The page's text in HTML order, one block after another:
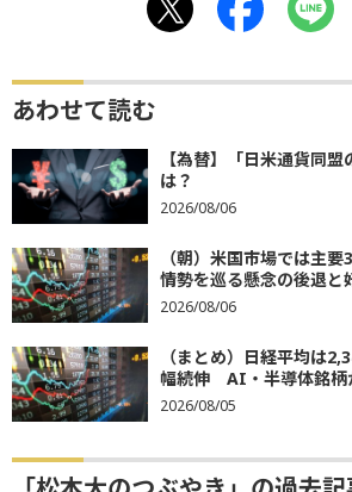
あわせて読む
【為替】「日米通貨同
は？
2026/08/06
（朝）米国市場では主
情勢を巡る懸念の後退と
2026/08/06
（まとめ）日経平均は
幅続伸 AI・半導体銘柄
2026/08/05